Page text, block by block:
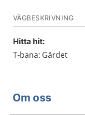
VÄGBESKRIVNING
Hitta hit:
T-bana: Gärdet
Om oss